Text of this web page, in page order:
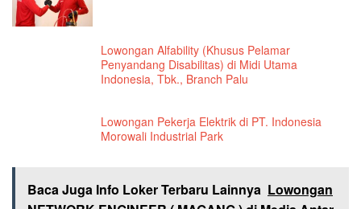
Lowongan Alfability (Khusus Pelamar
Penyandang Disabilitas) di Midi Utama
Indonesia, Tbk., Branch Palu
Lowongan Pekerja Elektrik di PT. Indonesia
Morowali Industrial Park
Baca Juga Info Loker Terbaru Lainnya Lowongan